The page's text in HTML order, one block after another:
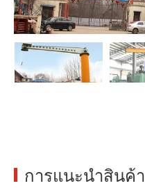
เกี่ยวกับเรา
การแนะนำสินค้า